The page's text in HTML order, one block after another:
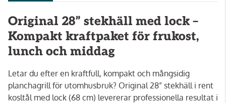
Original 28” stekhäll med lock –
Kompakt kraftpaket för frukost,
lunch och middag
Letar du efter en kraftfull, kompakt och mångsidig
planchagrill för utomhusbruk? Original 28” stekhäll i rent
kosltål med lock (68 cm) levererar professionella resultat i